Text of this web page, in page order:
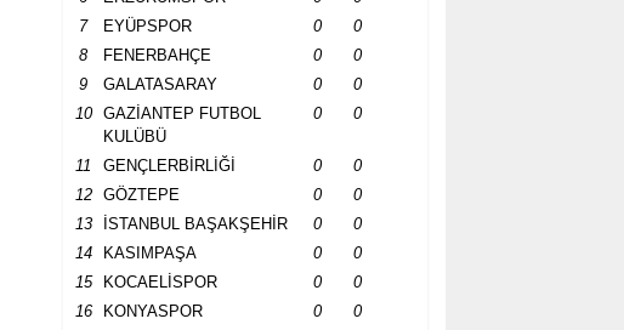
7
EYÜPSPOR 0
0
8
FENERBAHÇE 0
0
9
GALATASARAY 0
0
10
GAZİANTEP FUTBOL
KULÜBÜ
0 0
11 GENÇLERBİRLİĞİ 0
0
12
GÖZTEPE 0
0
13
İSTANBUL BAŞAKŞEHİR 0
0
14
KASIMPAŞA 0
0
15
KOCAELİSPOR 0
0
16
KONYASPOR 0
0